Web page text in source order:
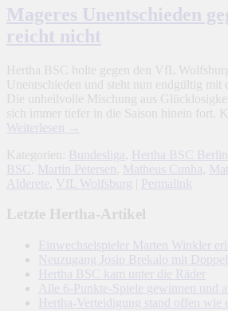
Unentschieden
gegen
nicht
Mageres Unentschieden
reicht nicht
Hertha BSC holte gegen den VfL
Unentschieden und steht nun endgültig mit
Die unheilvolle Mischung aus
sich immer tiefer in die Saison hinein fort.
Weiterlesen
→
Kategorien:
Bundesliga Hertha BSC Berlin
BSC
Martin Petersen Matheus Cunha
Alderete
VfL Wolfsburg Permalink
Letzte Hertha-Artikel
Einwechselspieler Marten Winkler
Neuzugang Josip Brekalo mit
Hertha BSC kam unter die Räder
Alle 6-Punkte-Spiele gewinnen und
Hertha-Verteidigung stand offen wie